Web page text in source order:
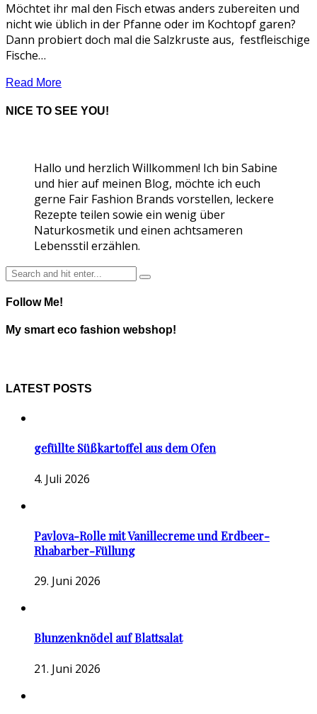
Möchtet ihr mal den Fisch etwas anders zubereiten und
nicht wie üblich in der Pfanne oder im Kochtopf garen?
Dann probiert doch mal die Salzkruste aus, festfleischige
Fische…
Read More
NICE TO SEE YOU!
Hallo und herzlich Willkommen! Ich bin Sabine
und hier auf meinen Blog, möchte ich euch
gerne Fair Fashion Brands vorstellen, leckere
Rezepte teilen sowie ein wenig über
Naturkosmetik und einen achtsameren
Lebensstil erzählen.
Follow Me!
My smart eco fashion webshop!
LATEST POSTS
gefüllte Süßkartoffel aus dem Ofen
4. Juli 2026
Pavlova-Rolle mit Vanillecreme und Erdbeer-
Rhabarber-Füllung
29. Juni 2026
Blunzenknödel auf Blattsalat
21. Juni 2026